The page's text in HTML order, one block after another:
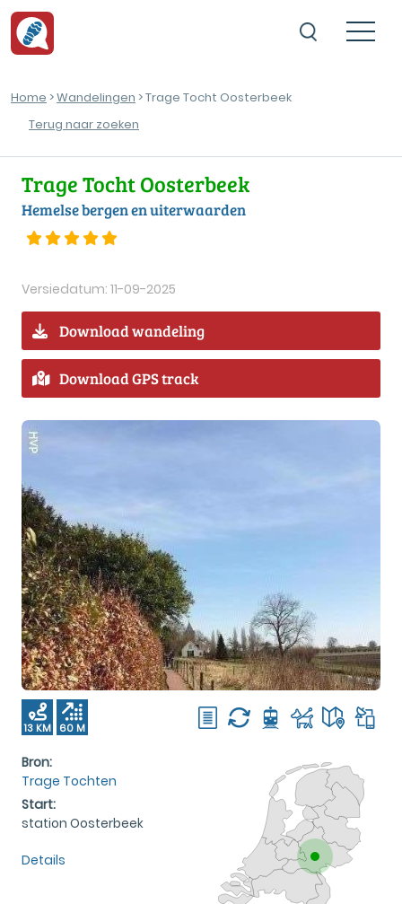
Home >Wandelingen > Trage Tocht Oosterbeek
Terug naar zoeken
Trage Tocht Oosterbeek
Hemelse bergen en uiterwaarden
Versiedatum: 11-09-2025
Download wandeling
Download GPS track
13 KM 60 M
Bron:
Trage Tochten
Start:
station Oosterbeek
Details